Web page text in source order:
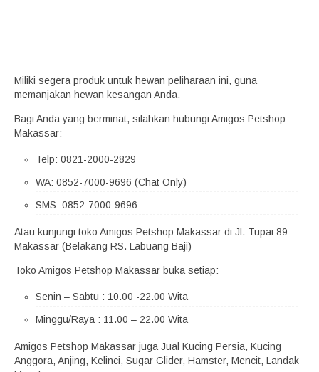
Miliki segera produk untuk hewan peliharaan ini, guna
memanjakan hewan kesangan Anda.
Bagi Anda yang berminat, silahkan hubungi Amigos Petshop
Makassar:
Telp: 0821-2000-2829
WA: 0852-7000-9696 (Chat Only)
SMS: 0852-7000-9696
Atau kunjungi toko Amigos Petshop Makassar di Jl. Tupai 89
Makassar (Belakang RS. Labuang Baji)
Toko Amigos Petshop Makassar buka setiap:
Senin – Sabtu : 10.00 -22.00 Wita
Minggu/Raya : 11.00 – 22.00 Wita
Amigos Petshop Makassar juga Jual Kucing Persia, Kucing
Anggora, Anjing, Kelinci, Sugar Glider, Hamster, Mencit, Landak